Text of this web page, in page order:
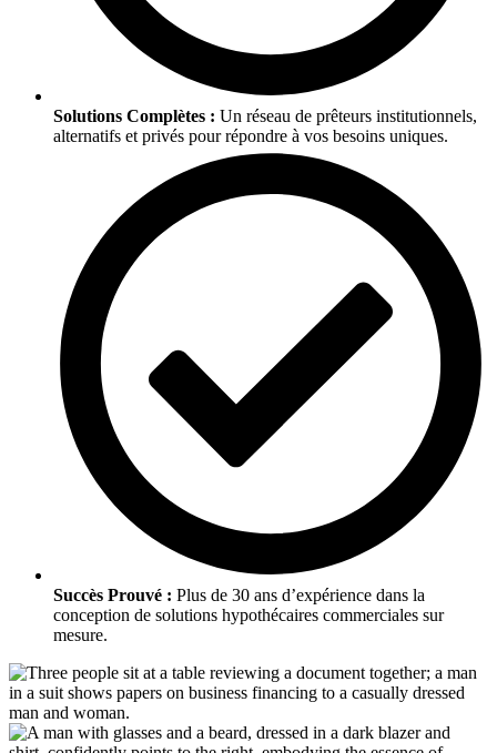
Solutions Complètes : Un réseau de prêteurs institutionnels,
alternatifs et privés pour répondre à vos besoins uniques.
Succès Prouvé : Plus de 30 ans d’expérience dans la
conception de solutions hypothécaires commerciales sur
mesure.